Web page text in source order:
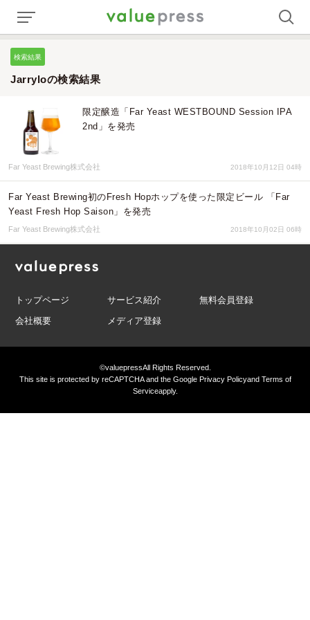
検索結果
Jarryloの検索結果
限定醸造「Far Yeast WESTBOUND Session IPA
2nd」を発売
Far Yeast Brewing株式会社 2018年10月12日 04時
Far Yeast Brewing初のFresh Hopホップを使った限定ビール 「Far
Yeast Fresh Hop Saison」を発売
Far Yeast Brewing株式会社 2018年10月02日 06時
トップページ サービス紹介
無料会員登録
会社概要
メディア登録
©valuepressAll Rights Reserved.
This site is protected by reCAPTCHA and the GooglePrivacy Policyand Terms of
Serviceapply.